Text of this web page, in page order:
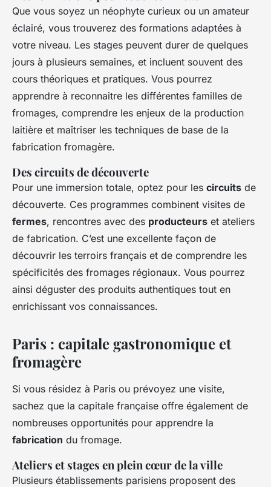
Que vous soyez un néophyte curieux ou un amateur
éclairé, vous trouverez des formations adaptées à
votre niveau. Les stages peuvent durer de quelques
jours à plusieurs semaines, et incluent souvent des
cours théoriques et pratiques. Vous pourrez
apprendre à reconnaitre les différentes familles de
fromages, comprendre les enjeux de la production
laitière et maîtriser les techniques de base de la
fabrication fromagère.
Des circuits de découverte
Pour une immersion totale, optez pour les circuits de
découverte. Ces programmes combinent visites de
fermes, rencontres avec des producteurs et ateliers
de fabrication. C’est une excellente façon de
découvrir les terroirs français et de comprendre les
spécificités des fromages régionaux. Vous pourrez
ainsi déguster des produits authentiques tout en
enrichissant vos connaissances.
Paris : capitale gastronomique et
fromagère
Si vous résidez à Paris ou prévoyez une visite,
sachez que la capitale française offre également de
nombreuses opportunités pour apprendre la
fabrication du fromage.
Ateliers et stages en plein cœur de la ville
Plusieurs établissements parisiens proposent des